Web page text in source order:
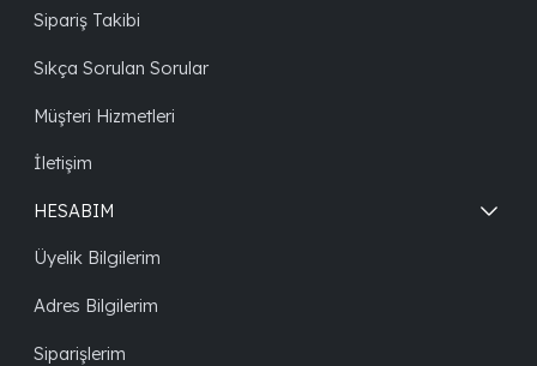
Sipariş Takibi
Sıkça Sorulan Sorular
Müşteri Hizmetleri
İletişim
HESABIM
Üyelik Bilgilerim
Adres Bilgilerim
Siparişlerim